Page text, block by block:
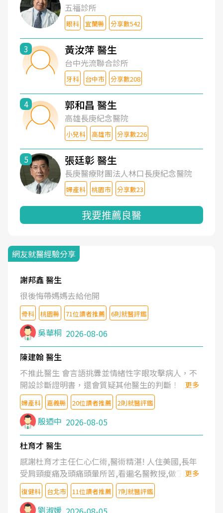
五福診所
眼科 宜蘭縣 分享數542
3 黃汝萍 醫生
台中光流聯合診所
牙科 台中市 分享數208
4 郭和昌 醫生
高雄長庚紀念醫院
小兒科 高雄市 分享數226
5 張廷彰 醫生
長庚醫療財團法人林口長庚紀念醫院
婦產科 桃園市 分享數23
我要推薦良醫
網友就醫經驗分享
謝邦鑫 醫生
很後悔帶媽媽去給他開
骨科 桃園縣 71位讀者推薦 6則就醫評鑑
吳華桐 2026-08-06
陳建翰 醫生
不推此醫生 會言語挑釁並情緒性字眼攻擊病人，不
開設診斷證明書，還會質疑其他醫生的判斷！
更多
婦產科 嘉義縣 20位讀者推薦 2則就醫評鑑
殷迺中 2026-08-05
杜育才 醫生
感謝杜育才主任仁心仁術,醫術精湛! 人住美國,長年
受肩頸痠痛及頭痛頭暈所苦,看遍名醫教授,做了各種
檢查,也嘗試過西醫打針,中醫針灸及物理徒手治療都
沒有用,後來連吃到嗎啡類止痛藥都效果有限,只是壓
症狀,沒多久就痛起來,多年失眠嚴重影響生活品質.
更多
復健科 台北市 11位讀者推薦 7則就醫評鑑
劉淑媛